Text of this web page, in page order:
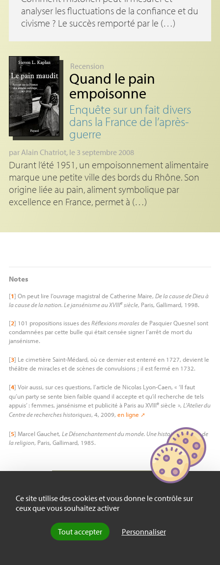
Ce site utilise des cookies et vous donne le contrôle sur
ceux que vous souhaitez activer
Tout accepter Personnaliser
analyser les fluctuations de la confiance et du
civisme ? Le succès remporté par le (…)
Recension
Quand le pain
empoisonne
Enquête sur un fait divers
dans la France de l’après-
guerre
parAlain Chatriot, le 3 septembre 2008
Durant l’été 1951, un empoisonnement alimentaire
marque une petite ville des bords du Rhône. Son
origine liée au pain, aliment symbolique par
excellence en France, permet à (…)
Notes
[1] On peut lire l’ouvrage magistral de Catherine Maire, De la cause de Dieu à
la cause de la nation. Le jansénisme auXVIIIesiècle, Paris, Gallimard, 1998.
[2] 101 propositions issues desRéflexions moralesde Pasquier Quesnel sont
condamnées par cette bulle qui était censée signer l’arrêt de mort du
jansénisme.
[3] Le cimetière Saint-Médard, où ce dernier est enterré en 1727, devient le
théâtre de miracles et de scènes de convulsions ; il est fermé en 1732.
[4] Voir aussi, sur ces questions, l’article de Nicolas Lyon-Caen, « ‘Il faut
qu’un party se sente bien faible quand il accepte et qu’il recherche de tels
appuis’ : femmes, jansénisme et publicité à Paris auXVIIIesiècle », L’Atelier du
Centre de recherches historiques, 4, 2009, en ligne
[5] Marcel Gauchet, Le Désenchantement du monde. Une histoire politique de
la religion, Paris, Gallimard, 1985.